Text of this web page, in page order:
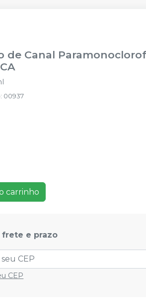
de Canal
: 00937
carrinho
frete e prazo
CEP